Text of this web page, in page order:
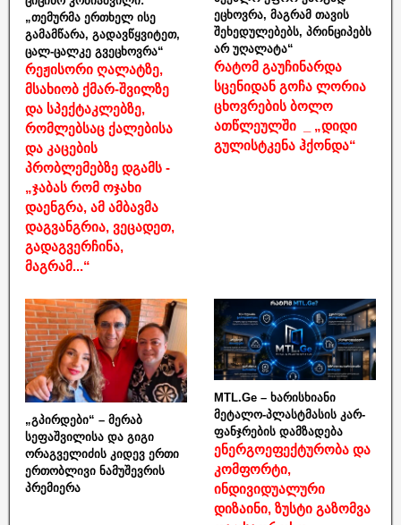
„თემურმა ერთხელ ისე
გამამწარა, გადავწყვიტეთ,
ცალ-ცალკე გვეცხოვრა“
რეჟისორი ღალატზე,
მსახიობ ქმარ-შვილზე
და სპექტაკლებზე,
რომლებსაც ქალებისა
და კაცების
პრობლემებზე დგამს -
„ჯაბას რომ ოჯახი
დაენგრა, ამ ამბავმა
დაგვანგრია, ვეცადეთ,
გადაგვერჩინა,
მაგრამ...“
ეცხოვრა, მაგრამ თავის
შეხედულებებს, პრინციპებს
არ უღალატა“
რატომ გაუჩინარდა
სცენიდან გოჩა ლორია
ცხოვრების ბოლო
ათწლეულში _ „დიდი
გულისტკენა ჰქონდა“
„გპირდები“ – მერაბ
სეფაშვილისა და გიგი
ორაგველიძის კიდევ ერთი
ერთობლივი ნამუშევრის
პრემიერა
MTL.Ge – ხარისხიანი
მეტალო-პლასტმასის კარ-
ფანჯრების დამზადება
ენერგოეფექტურობა და
კომფორტი,
ინდივიდუალური
დიზაინი, ზუსტი გაზომვა